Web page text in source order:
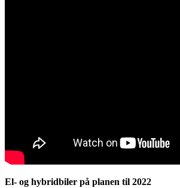
El- og hybridbiler på planen til 2022